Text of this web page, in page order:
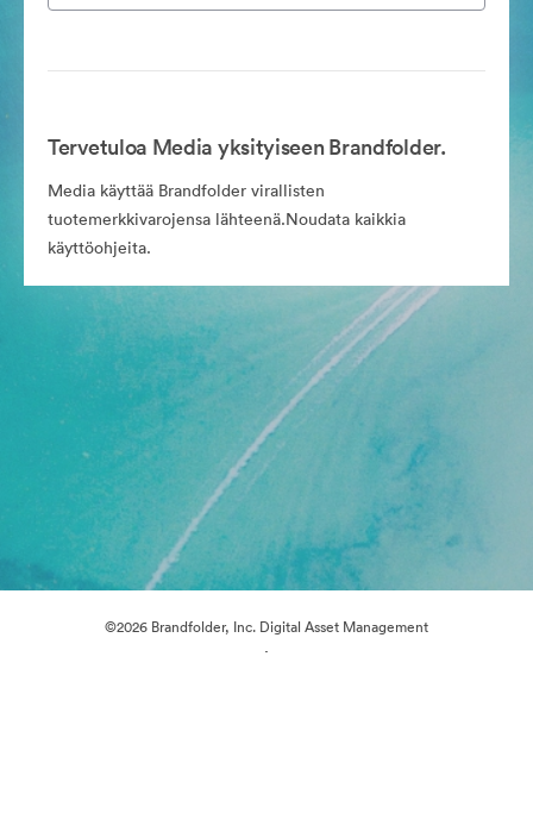
Tervetuloa Media yksityiseen Brandfolder.
Media käyttää Brandfolder virallisten
tuotemerkkivarojensa lähteenä.Noudata kaikkia
käyttöohjeita.
©2026 Brandfolder, Inc. Digital Asset Management
·